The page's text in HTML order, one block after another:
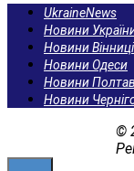
UkraineNews
Новини
Новини Вінниці
Новини Одеси
Новини
Новини
©